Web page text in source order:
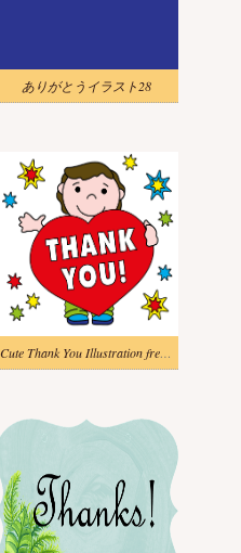
ありがとうイラスト28
Cute Thank You Illustration free images